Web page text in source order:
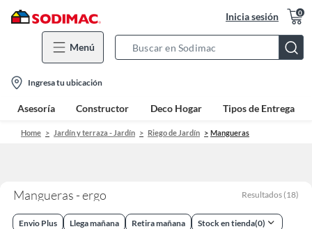
Inicia sesión 0
Menú
Bar
location-
icon
Ingresa tu ubicación
Asesoría Constructor Deco Hogar Tipos de Entrega
Home Jardín y terraza - Jardín Riego de Jardín Mangueras
Mangueras - ergo Resultados (18)
Envio Plus Llega mañana Retira mañana Stock en tienda(0)